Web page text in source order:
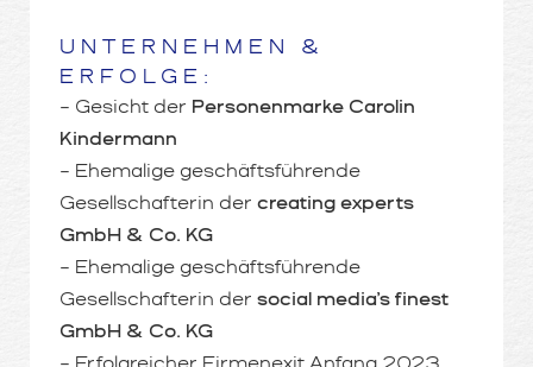
UNTERNEHMEN &
ERFOLGE:
– Gesicht der Personenmarke Carolin
Kindermann
– Ehemalige geschäftsführende
Gesellschafterin der creating experts
GmbH & Co. KG
– Ehemalige geschäftsführende
Gesellschafterin der social media’s finest
GmbH & Co. KG